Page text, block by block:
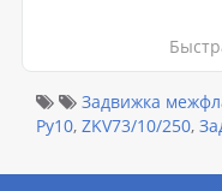
Задвижка
Ру10, ZKV73/10/250,